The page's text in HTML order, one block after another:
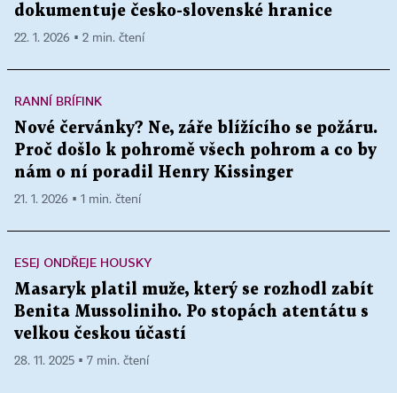
dokumentuje česko-slovenské hranice
22. 1. 2026 ▪ 2 min. čtení
RANNÍ BRÍFINK
Nové červánky? Ne, záře blížícího se požáru.
Proč došlo k pohromě všech pohrom a co by
nám o ní poradil Henry Kissinger
21. 1. 2026 ▪ 1 min. čtení
ESEJ ONDŘEJE HOUSKY
Masaryk platil muže, který se rozhodl zabít
Benita Mussoliniho. Po stopách atentátu s
velkou českou účastí
28. 11. 2025 ▪ 7 min. čtení